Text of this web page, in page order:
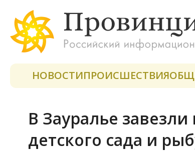
НОВОСТИПРОИСШЕСТВИЯ
В Зауралье
детского сада и